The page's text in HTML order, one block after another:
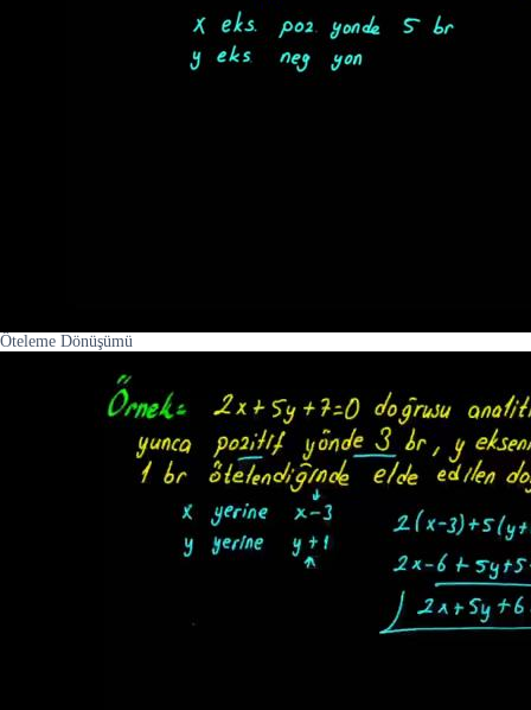
Öteleme Dönüşümü